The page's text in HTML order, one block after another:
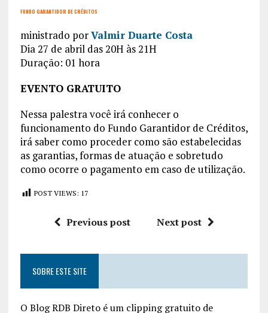
FUNDO GARANTIDOR DE CRÉDITOS
ministrado porValmir Duarte Costa
Dia 27 de abril das 20H às 21H
Duração: 01 hora
EVENTO GRATUITO
Nessa palestra você irá conhecer o
funcionamento do Fundo Garantidor de Créditos,
irá saber como proceder como são estabelecidas
as garantias, formas de atuação e sobretudo
como ocorre o pagamento em caso de utilização.
POST VIEWS: 17
Previous post Next post
SOBRE ESTE SITE
O Blog RDB Direto é um clipping gratuito de